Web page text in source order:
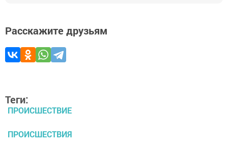
Расскажите друзьям
Теги:
ПРОИСШЕСТВИЕ
ПРОИСШЕСТВИЯ